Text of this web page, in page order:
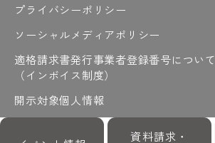
資料請求・
プライバシーポリシー
ソーシャルメディアポリシー
適格請求書発行事業者登録番号について
（インボイス制度）
開示対象個人情報